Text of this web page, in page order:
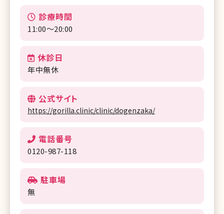
診療時間
11:00～20:00
休診日
年中無休
公式サイト
https://gorilla.clinic/clinic/dogenzaka/
電話番号
0120-987-118
駐車場
無